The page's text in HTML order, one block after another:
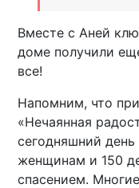
Вместе с Аней
доме получили
все!
Напомним, что
«Нечаянная
сегодняшний день
женщинам и 150
спасением.